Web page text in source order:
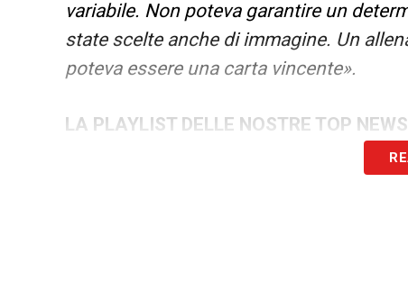
variabile. Non poteva garantire un
state scelte anche di immagine. Un
poteva essere una carta vincente».
LA PLAYLIST DELLE NOSTRE TOP NEWS